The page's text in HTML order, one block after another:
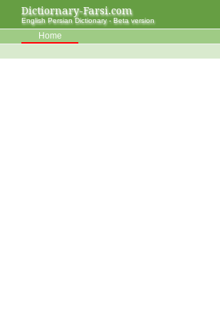
Dictiornary-Farsi.com
English Persian Dictionary - Beta version
Home